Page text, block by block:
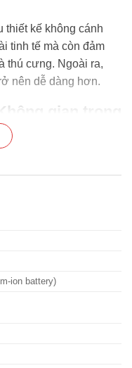
thiết kế không cánh
tinh tế mà còn đảm
thú cưng. Ngoài ra,
nên dễ dàng hơn.
gian trong
không chỉ thổi gió
trường sống đô thị
– Cá nhân
mát mẻ đúng nhu
ban ngày,
ion battery)